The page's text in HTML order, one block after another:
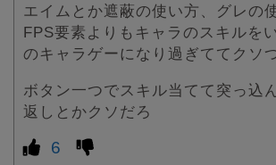
エイムとか遮蔽の使い方、グレの
FPS要素よりもキャラのスキルを
のキャラゲーになり過ぎててクソ
ボタン一つでスキル当てて突っ込
返しとかクソだろ
6